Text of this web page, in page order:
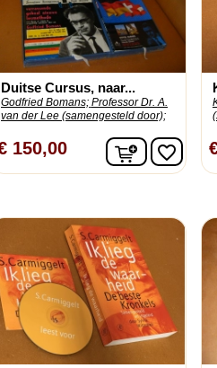
Duitse Cursus, naar...
Godfried Bomans; Professor Dr. A.
van der Lee (samengesteld door);
150,00 Infavorite_border